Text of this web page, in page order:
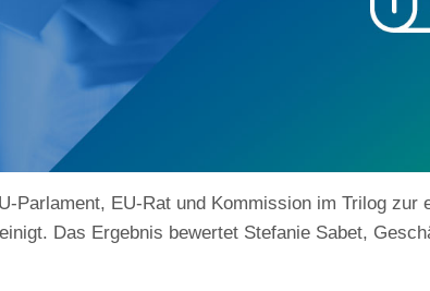
Parlament, EU-Rat und Kommission im Trilog zur
Das Ergebnis bewertet Stefanie Sabet,